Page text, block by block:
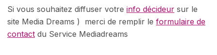
Si vous souhaitez diffuser votre info décideur sur le
site Media Dreams ) merci de remplir le formulaire de
contact du Service Mediadreams